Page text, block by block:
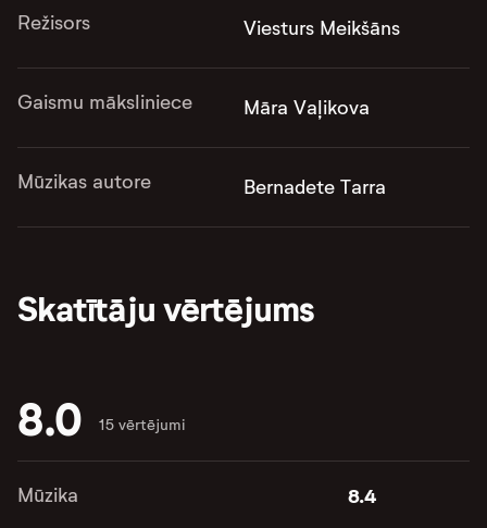
Režisors Viesturs Meikšāns
Gaismu māksliniece Māra Vaļikova
Mūzikas autore Bernadete Tarra
Skatītāju vērtējums
8.0 15 vērtējumi
Mūzika 8.4